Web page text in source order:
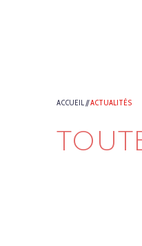
ACCUEIL//ACTUALITÉS